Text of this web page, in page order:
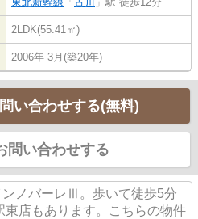
2LDK(55.41㎡)
2006年 3月(築20年)
い合わせする(無料)
問い合わせする
ノバーレⅢ。歩いて徒歩5分
店もあります。こちらの物件